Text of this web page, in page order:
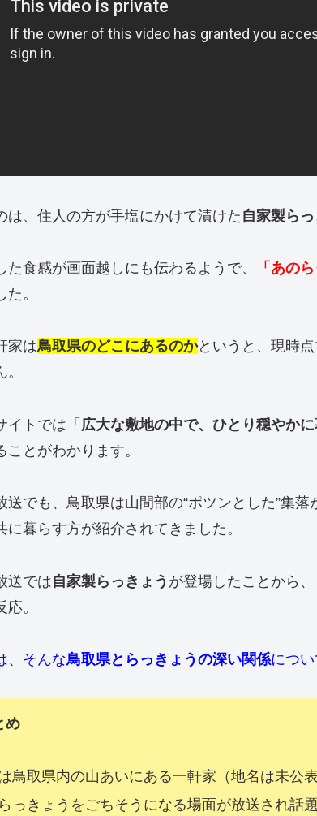
は、住人の方が手塩にかけて漬けた 自家製らっ
た食感が画面越しにも伝わるようで、 「あの
。
家は鳥取県のどこにあるのかというと、現時
イトでは「 広大な敷地の中で、ひとり穏やか
ことがわかります。
送でも、鳥取県は山間部の“ポツンとした”集落
に暮らす方が紹介されてきました。
送では自家製らっきょう が登場したことから
。
、そんな鳥取県とらっきょうの深い関係につい
め
鳥取県内の山あいにある一軒家（地名は未公表
っきょうをごちそうになる場面が放送され話